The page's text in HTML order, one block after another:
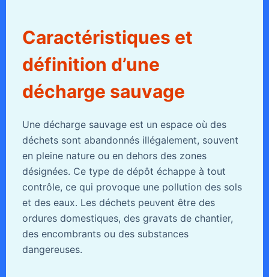
Caractéristiques et
définition d’une
décharge sauvage
Une décharge sauvage est un espace où des
déchets sont abandonnés illégalement, souvent
en pleine nature ou en dehors des zones
désignées. Ce type de dépôt échappe à tout
contrôle, ce qui provoque une pollution des sols
et des eaux. Les déchets peuvent être des
ordures domestiques, des gravats de chantier,
des encombrants ou des substances
dangereuses.